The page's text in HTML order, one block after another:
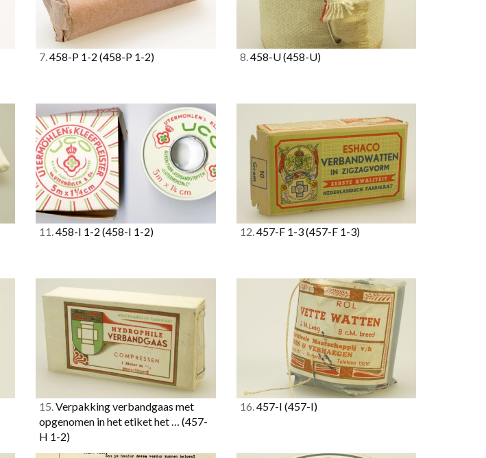
7.458-P 1-2 (458-P 1-2) 8.458-U(458-U)
11.458-I 1-2 (458-I 1-2) 12.457-F 1-3(457-F 1-3)
15.Verpakking verbandgaas met
opgenomen in het etiket het … (457-
H 1-2)
16.457-I (457-I)